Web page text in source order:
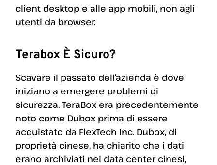
client desktop e alle app mobili, non agli
utenti da browser.
Terabox È Sicuro?
Scavare il passato dell’azienda è dove
iniziano a emergere problemi di
sicurezza. TeraBox era precedentemente
noto come Dubox prima di essere
acquistato da FlexTech Inc. Dubox, di
proprietà cinese, ha chiarito che i dati
erano archiviati nei data center cinesi,